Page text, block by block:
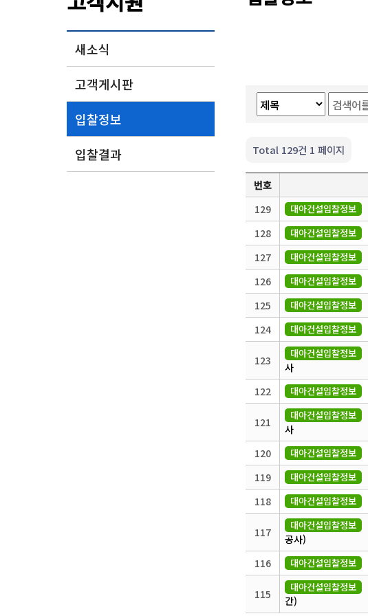
새소식
고객게시판
입찰정보
입찰결과
Total 129건 1 페이지
번호
129
대아건설입찰정보
128
대아건설입찰정보
127
대아건설입찰정보
126
대아건설입찰정보
125
대아건설입찰정보
124
대아건설입찰정보
123
대아건설입찰정보
사
122 대아건설입찰정보
121
대아건설입찰정보
사
120 대아건설입찰정보
119
대아건설입찰정보
118
대아건설입찰정보
117
대아건설입찰정보
공사)
116 대아건설입찰정보
115
대아건설입찰정보
간)